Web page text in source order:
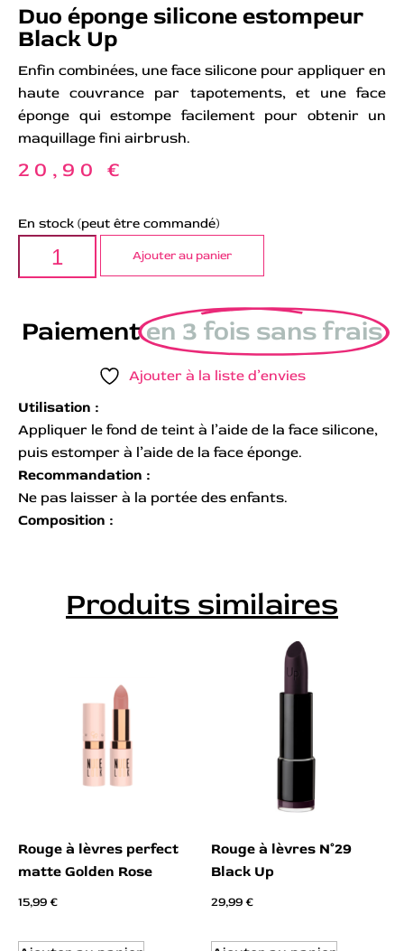
Duo éponge silicone estompeur
Black Up
Enfin combinées, une face silicone pour appliquer en
haute couvrance par tapotements, et une face
éponge qui estompe facilement pour obtenir un
maquillage fini airbrush.
20,90 €
En stock (peut être commandé)
Ajouter au panier
Paiementen 3 fois sans frais
Ajouter à la liste d’envies
Utilisation :
Appliquer le fond de teint à l’aide de la face silicone,
puis estomper à l’aide de la face éponge.
Recommandation :
Ne pas laisser à la portée des enfants.
Composition :
Produits similaires
Rouge à lèvres perfect
matte Golden Rose
15,99€
Rouge à lèvres N°29
Black Up
29,99€